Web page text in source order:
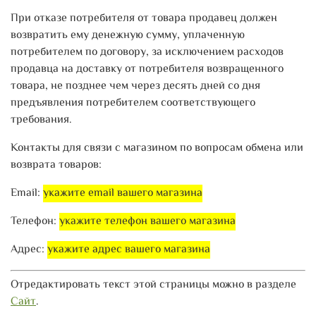
При отказе потребителя от товара продавец должен
возвратить ему денежную сумму, уплаченную
потребителем по договору, за исключением расходов
продавца на доставку от потребителя возвращенного
товара, не позднее чем через десять дней со дня
предъявления потребителем соответствующего
требования.
Контакты для связи с магазином по вопросам обмена или
возврата товаров:
Email: укажите email вашего магазина
Телефон: укажите телефон вашего магазина
Адрес: укажите адрес вашего магазина
Отредактировать текст этой страницы можно в разделе
Сайт.